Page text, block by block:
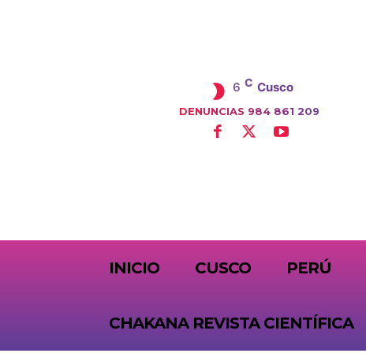
6 C Cusco
DENUNCIAS 984 861 209
INICIO CUSCO PERÚ
CHAKANA REVISTA CIENTÍFICA